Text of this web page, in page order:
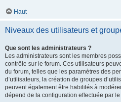
Haut
Niveaux des utilisateurs et
Que sont les administrateurs ?
Les administrateurs sont les membres
contrôle sur le forum. Ces utilisateurs
du forum, telles que les paramètres des
d’utilisateurs, la création de groupes
peuvent également être habilités à
dépend de la configuration effectuée par